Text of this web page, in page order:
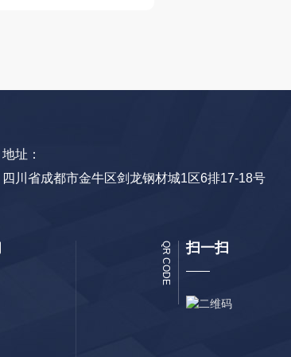
地址：
四川省成都市金牛区剑龙钢材城1区6排17-18号
扫一扫
QR CODE